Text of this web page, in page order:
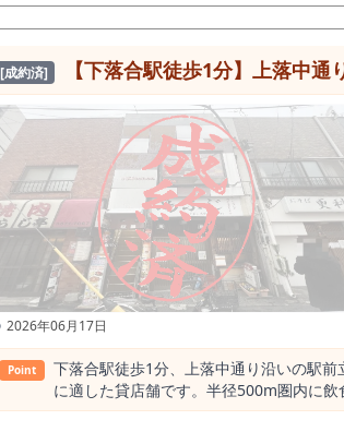
テンシャルの高いエリアです。 一方で、本物件は駅前のさかえ通りなどの“回遊型飲み歩きエリア”からは外れた、早稲田通り沿いに位置しており、ふら
っと入る居酒屋立地としては正直強いエ
シャンエリアとなっています。 つまり、本物件は「居酒屋として戦う立地ではない」という点が重要です。 競合過多の居酒屋業態ではなく、競争の少
ない業態へ転換することで一気に勝ち筋が見える立地となっています。 特に注目すべ
か12店舗程度。 一方で学生・単身者・地域住民の“日
ズでありながら、内装は美麗な状態が保
適性があります。 本物件は「業態選定で成否が決まる物件」です。 ・学生・単身者に刺さる「日常使い洋食業態」 ・ランチ売上を取りに行ける定食・
食堂モデル ・夜は軽飲み需要を拾うビス
み） ・原価率コントロールしやすい業態設計が可能 また、早稲田通り沿いという立地は、駅前のような“瞬間的な集客”
活導線上のリピート」を積み上げるタイプの店舗に適しています。 周辺には学生・専門学校
チ需要 ・夜：近隣住民の食事需要 といっ
される店を作れるかどうかが勝負になる立地です。 さらに1階路面で視認性も確保されているため、看板設計や業態コン
知もしっかり獲得可能です。 初期投資の観点でも、内装美麗のため大幅な造作費用を抑えることができ、 「業態転換×低投資」で開業したい方にとって
非常にバランスの良い物件です。 本物件は 居酒屋をやる物件ではなく、業態をズラして勝つ物件です。 競争の激しい土俵に乗るのではなく、 需要があ
るにもかかわらず供給が不足している業態に
までは厳しい」と感じた方ほど、この物
件は、“立地で勝つ物件”ではありません。 “業態で勝つ物件”です。 だからこそ、業態のイメ
えよう」と思った時点で取り逃すケース
[成約済] 【下落合駅徒歩1分】上落中通り沿
2026年06月17日
Point
下落合駅徒歩1分、上落中通り沿いの駅
に適した貸店舗です。半径500m圏内に飲食
1分、上落中通り沿いの駅前立地に位置